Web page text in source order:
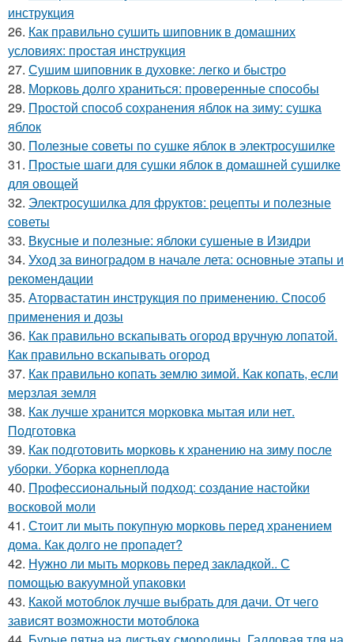
инструкция
26. Как правильно сушить шиповник в домашних
условиях: простая инструкция
27. Сушим шиповник в духовке: легко и быстро
28. Морковь долго храниться: проверенные способы
29. Простой способ сохранения яблок на зиму: сушка
яблок
30. Полезные советы по сушке яблок в электросушилке
31. Простые шаги для сушки яблок в домашней сушилке
для овощей
32. Электросушилка для фруктов: рецепты и полезные
советы
33. Вкусные и полезные: яблоки сушеные в Изидри
34. Уход за виноградом в начале лета: основные этапы и
рекомендации
35. Аторвастатин инструкция по применению. Способ
применения и дозы
36. Как правильно вскапывать огород вручную лопатой.
Как правильно вскапывать огород
37. Как правильно копать землю зимой. Как копать, если
мерзлая земля
38. Как лучше хранится морковка мытая или нет.
Подготовка
39. Как подготовить морковь к хранению на зиму после
уборки. Уборка корнеплода
40. Профессиональный подход: создание настойки
восковой моли
41. Стоит ли мыть покупную морковь перед хранением
дома. Как долго не пропадет?
42. Нужно ли мыть морковь перед закладкой.. С
помощью вакуумной упаковки
43. Какой мотоблок лучше выбрать для дачи. От чего
зависят возможности мотоблока